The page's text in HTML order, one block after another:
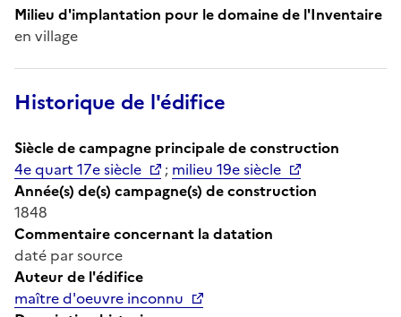
Milieu d'implantation pour le domaine de l'Inventaire
en village
Historique de l'édifice
Siècle de campagne principale de construction
4e quart 17e siècle
; milieu 19e siècle
Année(s) de(s) campagne(s) de construction
1848
Commentaire concernant la datation
daté par source
Auteur de l'édifice
maître d'oeuvre inconnu